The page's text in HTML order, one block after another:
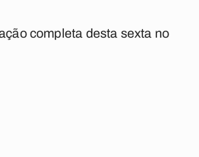
completa desta sexta no